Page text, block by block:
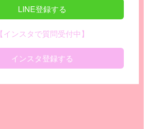
LINE登録する
【インスタで質問受付中】
インスタ登録する